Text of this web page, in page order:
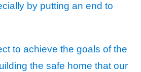
by putting an end to
to achieve the goals of the
the safe home that our